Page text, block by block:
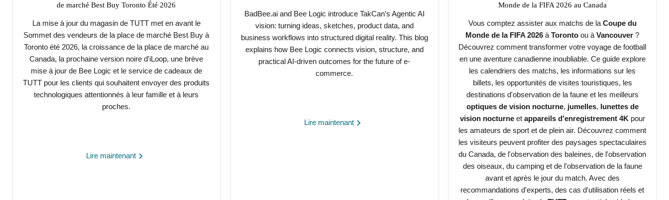
de marché Best Buy Toronto Été 2026
La mise à jour du magasin de TUTT met en avant le
Sommet des vendeurs de la place de marché Best Buy à
Toronto été 2026, la croissance de la place de marché au
Canada, la prochaine version noire d'iLoop, une brève
mise à jour de Bee Logic et le service de cadeaux de
TUTT pour les clients qui souhaitent envoyer des produits
technologiques attentionnés à leur famille et à leurs
proches.
Lire maintenant
BadBee.ai and Bee Logic introduce TakCan’s Agentic AI
vision: turning ideas, sketches, product data, and
business workflows into structured digital reality. This blog
explains how Bee Logic connects vision, structure, and
practical AI-driven outcomes for the future of e-
commerce.
Lire maintenant
Monde de la FIFA 2026 au Canada
Vous comptez assister aux matchs de la Coupe du
Monde de la FIFA 2026 àToronto ou àVancouver ?
Découvrez comment transformer votre voyage de football
en une aventure canadienne inoubliable. Ce guide explore
les calendriers des matchs, les informations sur les
billets, les opportunités de visites touristiques, les
destinations d'observation de la faune et les meilleurs
optiques de vision nocturne, jumelles, lunettes de
vision nocturneet appareils d'enregistrement 4K pour
les amateurs de sport et de plein air. Découvrez comment
les visiteurs peuvent profiter des paysages spectaculaires
du Canada, de l'observation des baleines, de l'observation
des oiseaux, du camping et de l'observation de la faune
avant et après le jour du match. Avec des
recommandations d'experts, des cas d'utilisation réels et